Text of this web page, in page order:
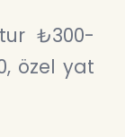
₺300-
özel yat